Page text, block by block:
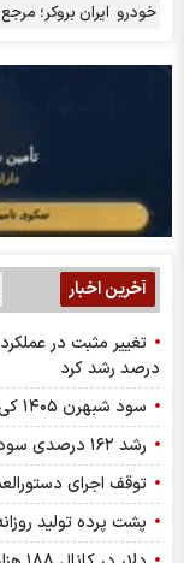
خودرو ایران بروکر؛
آخرین اخبار
درصد رشد کرد
سود شبهرن ۱۴۰۵ کی واریز می‌شود و چقدر است؟
رشد ۱۶۲ درصدی سود خالص کپشیر در بهار ۱۴۰۵
توقف اجرای
پشت پرده تولید روزانه ۲۰ تن فنر در